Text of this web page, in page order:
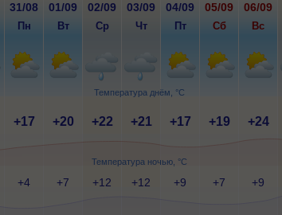
Температура днём, °C
Температура ночью, °C
31/08 01/09 02/09 03/09 04/09 05/09 06/09
Пн Вт Ср Чт Пт Сб Вс
+17 +20 +22 +21 +17 +19 +24
+4 +7 +12 +12 +9 +7 +9